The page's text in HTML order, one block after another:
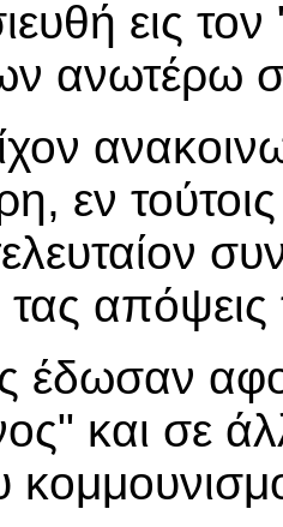
εις
ανωτέρω
εν
τας
έδωσαν
και σε